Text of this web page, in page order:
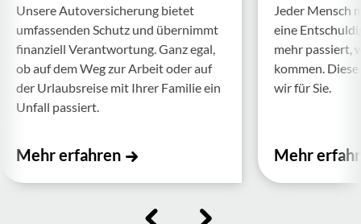
Unsere Auto­ver­si­che­rung bietet
umfas­senden Schutz und über­nimmt
finan­ziell Verant­wor­tung. Ganz egal,
ob auf dem Weg zur Arbeit oder auf
der Urlaubs­reise mit Ihrer Familie ein
Unfall passiert.
Mehr erfahren
Jeder Mensch
eine
mehr passiert,
kommen.
wir für Sie.
Mehr